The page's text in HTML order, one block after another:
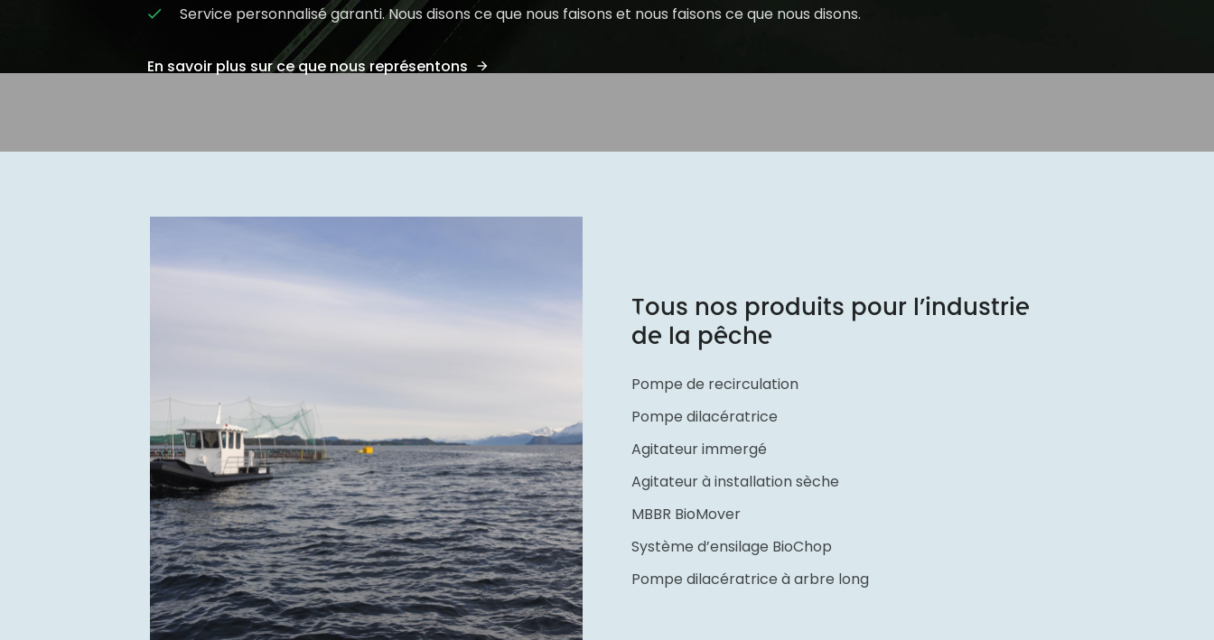
check Service personnalisé garanti. Nous disons ce que nous faisons et nous faisons ce que nous disons.
En savoir plus sur ce que nous représentons
Tous nos produits pour l’industrie
de la pêche
Pompe de recirculation
Pompe dilacératrice
Agitateur immergé
Agitateur à installation sèche
MBBR BioMover
Système d’ensilage BioChop
Pompe dilacératrice à arbre long